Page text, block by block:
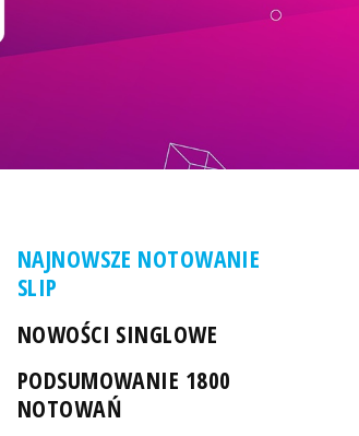
NAJNOWSZE NOTOWANIE
SLIP
NOWOŚCI SINGLOWE
PODSUMOWANIE 1800
NOTOWAŃ